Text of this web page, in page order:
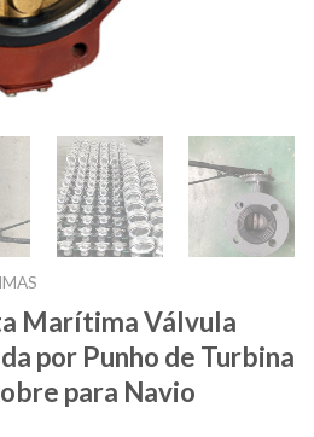
Marítima Válvula
por Punho de Turbina
para Navio